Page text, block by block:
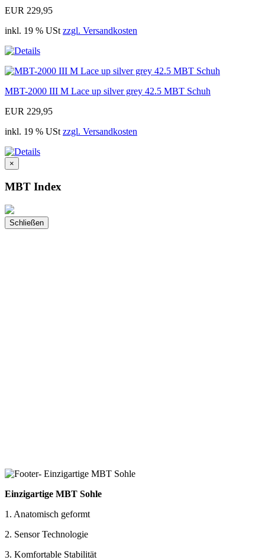
EUR 229,95
inkl. 19 % USt zzgl. Versandkosten
MBT-2000 III M Lace up silver grey 42.5 MBT Schuh
EUR 229,95
inkl. 19 % USt zzgl. Versandkosten
×
MBT Index
Schließen
Einzigartige MBT Sohle
1. Anatomisch geformt
2. Sensor Technologie
3. Komfortable Stabilität